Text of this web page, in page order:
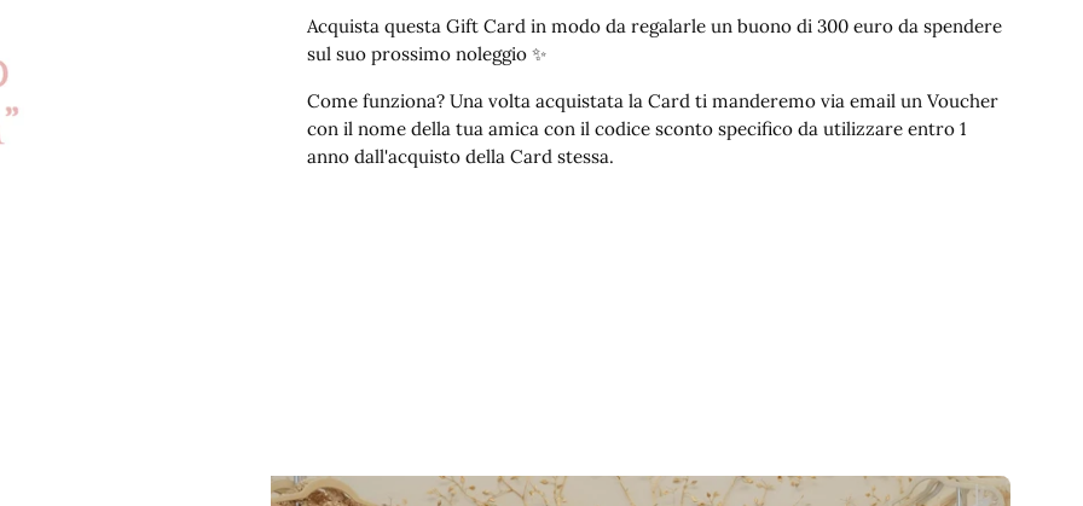
Acquista questa Gift Card in modo da regalarle un buono di 300 euro da spendere
sul suo prossimo noleggio ✨
Come funziona? Una volta acquistata la Card ti manderemo via email un Voucher
con il nome della tua amica con il codice sconto specifico da utilizzare entro 1
anno dall'acquisto della Card stessa.